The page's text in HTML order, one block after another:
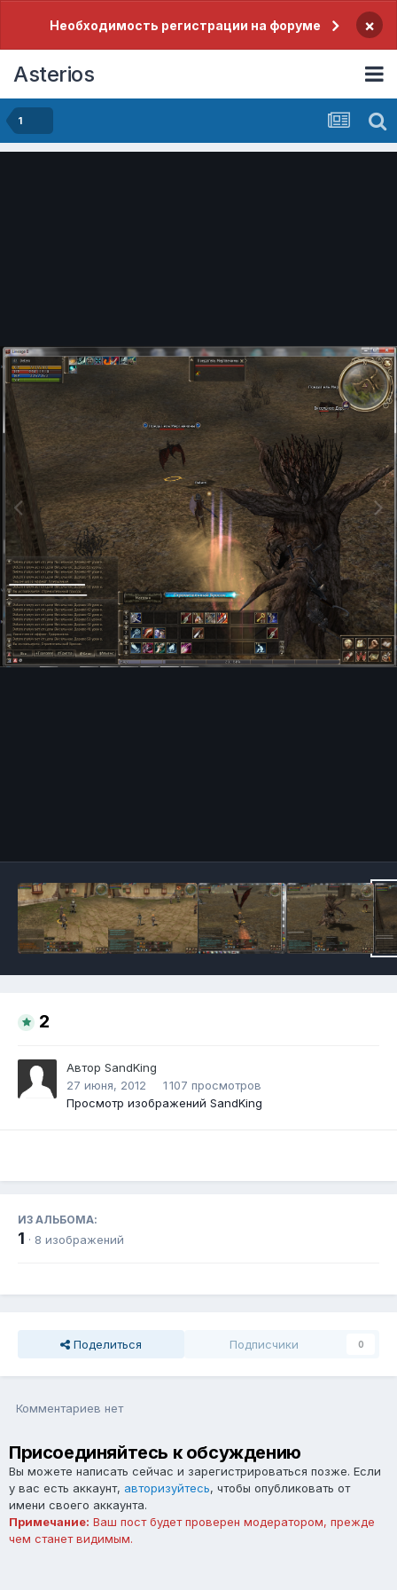
Необходимость регистрации на форуме ×
Asterios
1
2
Автор SandKing
27 июня, 2012
1 107 просмотров
Просмотр изображений SandKing
ИЗ АЛЬБОМА:
1 · 8 изображений
Поделиться Подписчики 0
Комментариев нет
Присоединяйтесь к обсуждению
Вы можете написать сейчас и зарегистрироваться позже. Если
у вас есть аккаунт, авторизуйтесь, чтобы опубликовать от
имени своего аккаунта.
Примечание: Ваш пост будет проверен модератором, прежде
чем станет видимым.